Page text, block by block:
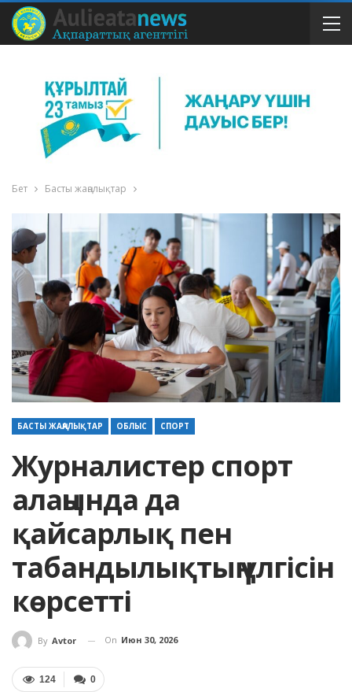
Бет Басты жаңалықтар
БАСТЫ ЖАҢАЛЫҚТАР ОБЛЫС СПОРТ
Журналистер спорт
алаңында да
қайсарлық пен
табандылықтың үлгісін
көрсетті
By Avtor On Июн 30, 2026
0
124